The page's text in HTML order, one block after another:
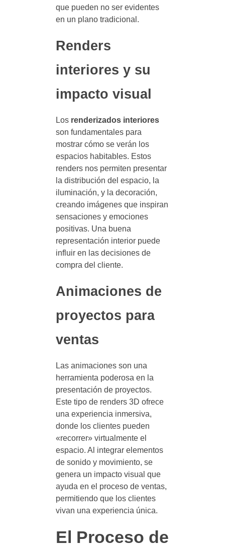
que pueden no ser evidentes
en un plano tradicional.
Renders
interiores y su
impacto visual
Los renderizados interiores
son fundamentales para
mostrar cómo se verán los
espacios habitables. Estos
renders nos permiten presentar
la distribución del espacio, la
iluminación, y la decoración,
creando imágenes que inspiran
sensaciones y emociones
positivas. Una buena
representación interior puede
influir en las decisiones de
compra del cliente.
Animaciones de
proyectos para
ventas
Las animaciones son una
herramienta poderosa en la
presentación de proyectos.
Este tipo de renders 3D ofrece
una experiencia inmersiva,
donde los clientes pueden
«recorrer» virtualmente el
espacio. Al integrar elementos
de sonido y movimiento, se
genera un impacto visual que
ayuda en el proceso de ventas,
permitiendo que los clientes
vivan una experiencia única.
El Proceso de